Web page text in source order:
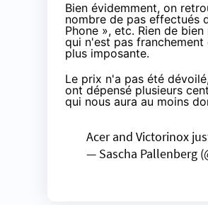
Bien évidemment, on
nombre de pas effectués
Phone », etc. Rien de
qui n'est pas
plus imposante.
Le prix n'a pas été
ont dépensé plusieurs
qui nous aura au moins
Acer and Victorinox
— Sascha Pallenberg